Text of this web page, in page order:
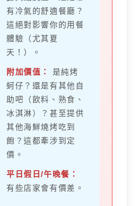
有冷氣的舒適餐廳？
這絕對影響你的用餐
體驗（尤其夏
天！）。
附加價值：
是純烤
蚵仔？還是有其他自
助吧（飲料、熟食、
冰淇淋）？甚至提供
其他海鮮燒烤吃到
飽？這都牽涉到定
價。
平日假日/午晚餐：
有些店家會有價差。